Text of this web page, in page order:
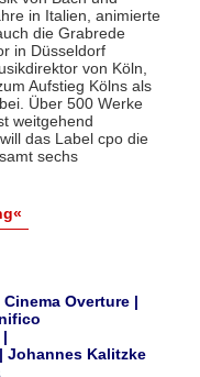
in Italien, animierte
die Grabrede
in Düsseldorf
von Köln,
Aufstieg Kölns als
Über 500 Werke
weitgehend
das Label cpo die
sechs
Overture |
Johannes Kalitzke